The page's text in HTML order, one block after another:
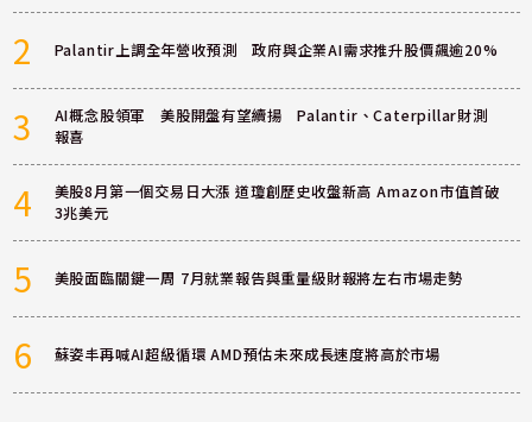
2 Palantir上調全年營收預測 政府與企業AI需求推升股價飆逾20%
3
AI概念股領軍 美股開盤有望續揚 Palantir、Caterpillar財測
報喜
4
美股8月第一個交易日大漲 道瓊創歷史收盤新高 Amazon市值首破
3兆美元
5 美股面臨關鍵一周 7月就業報告與重量級財報將左右市場走勢
6 蘇姿丰再喊AI超級循環 AMD預估未來成長速度將高於市場